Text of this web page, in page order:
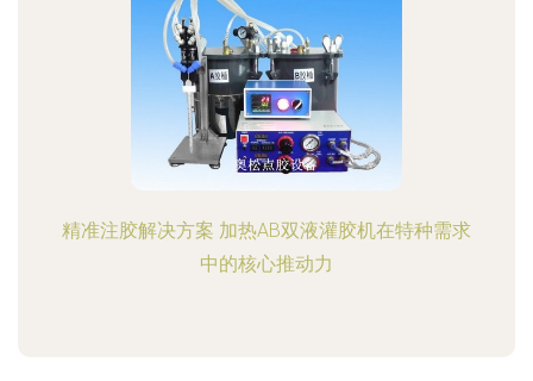
精准注胶解决方案 加热AB双液灌胶机在特种需求
中的核心推动力